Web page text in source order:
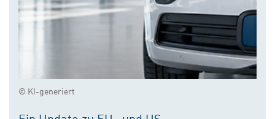
© KI-generiert